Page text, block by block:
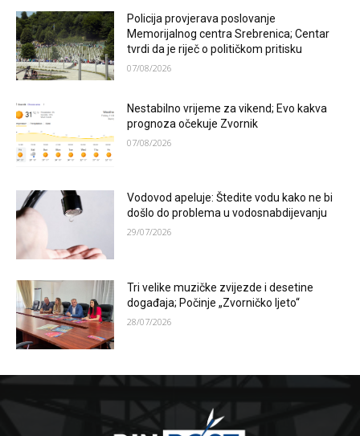
Policija provjerava poslovanje
Memorijalnog centra Srebrenica; Centar
tvrdi da je riječ o političkom pritisku
07/08/2026
Nestabilno vrijeme za vikend; Evo kakva
prognoza očekuje Zvornik
07/08/2026
Vodovod apeluje: Štedite vodu kako ne bi
došlo do problema u vodosnabdijevanju
29/07/2026
Tri velike muzičke zvijezde i desetine
događaja; Počinje „Zvorničko ljeto“
28/07/2026